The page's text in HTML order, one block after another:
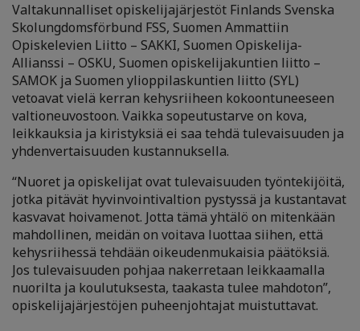
Valtakunnalliset opiskelijajärjestöt Finlands Svenska
Skolungdomsförbund FSS, Suomen Ammattiin
Opiskelevien Liitto – SAKKI, Suomen Opiskelija-
Allianssi – OSKU, Suomen opiskelijakuntien liitto –
SAMOK ja Suomen ylioppilaskuntien liitto (SYL)
vetoavat vielä kerran kehysriiheen kokoontuneeseen
valtioneuvostoon. Vaikka sopeutustarve on kova,
leikkauksia ja kiristyksiä ei saa tehdä tulevaisuuden ja
yhdenvertaisuuden kustannuksella.
“Nuoret ja opiskelijat ovat tulevaisuuden työntekijöitä,
jotka pitävät hyvinvointivaltion pystyssä ja kustantavat
kasvavat hoivamenot. Jotta tämä yhtälö on mitenkään
mahdollinen, meidän on voitava luottaa siihen, että
kehysriihessä tehdään oikeudenmukaisia päätöksiä.
Jos tulevaisuuden pohjaa nakerretaan leikkaamalla
nuorilta ja koulutuksesta, taakasta tulee mahdoton”,
opiskelijajärjestöjen puheenjohtajat muistuttavat.